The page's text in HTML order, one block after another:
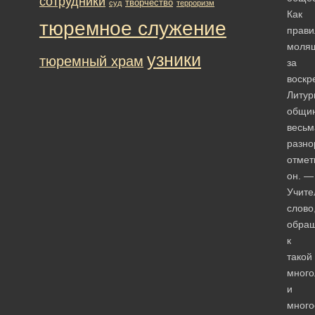
Как
за
он. —
к
такой
и
суд творчество терроризм
тюремное служение
тюремный храм узники